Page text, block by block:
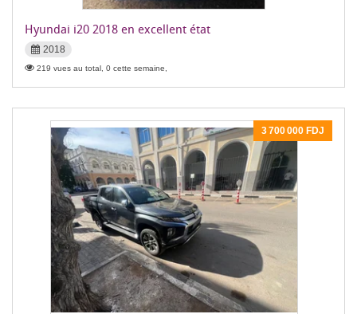
Hyundai i20 2018 en excellent état
2018
219 vues au total, 0 cette semaine,
3 700 000 FDJ